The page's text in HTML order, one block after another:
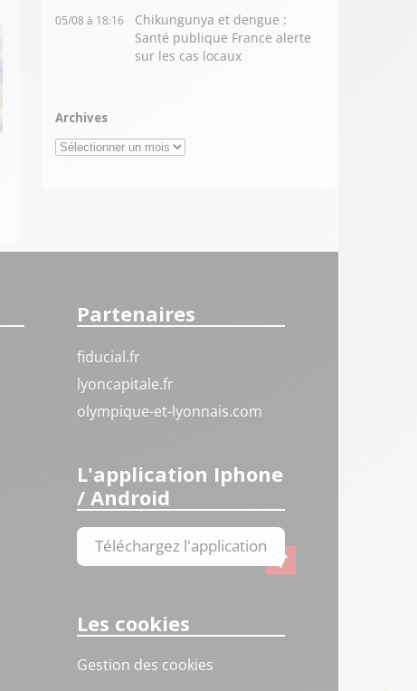
05/08 à 18:16
Chikungunya et dengue :
Santé publique France alerte
sur les cas locaux
Archives
Archives
Partenaires
fiducial.fr
lyoncapitale.fr
olympique-et-lyonnais.com
L'application Iphone
/ Android
Téléchargez l'application
Les cookies
Gestion des cookies